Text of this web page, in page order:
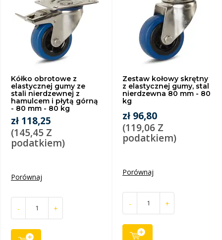
Kółko obrotowe z
elastycznej gumy ze
stali nierdzewnej z
hamulcem i płytą górną
- 80 mm - 80 kg
zł 118,25
(145,45 Z
podatkiem)
Porównaj
- +
Zestaw kołowy skrętny
z elastycznej gumy, stal
nierdzewna 80 mm - 80
kg
zł 96,80
(119,06 Z
podatkiem)
Porównaj
- +